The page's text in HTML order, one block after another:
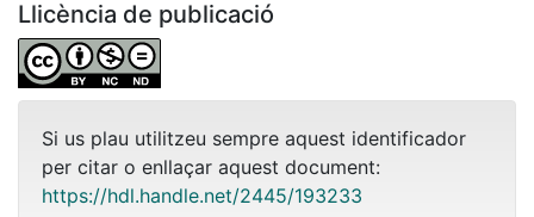
Llicència de publicació
Si us plau utilitzeu sempre aquest identificador
per citar o enllaçar aquest document:
https://hdl.handle.net/2445/193233